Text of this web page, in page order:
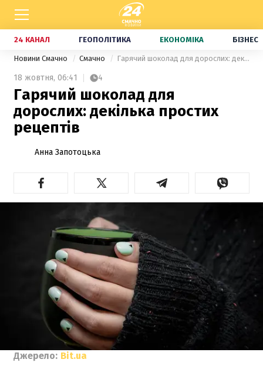
24 КАНАЛ ГЕОПОЛІТИКА ЕКОНОМІКА БІЗНЕС
Новини Смачно Смачно Гарячий шоколад для дорослих: декілька простих рецептів
18 жовтня, 06:41 4
Гарячий шоколад для
дорослих: декілька простих
рецептів
Анна Запотоцька
Джерело: Bit.ua